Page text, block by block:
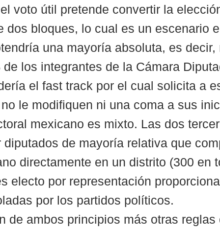
voto útil pretende convertir la
dos bloques, lo cual es un escenario
una mayoría absoluta, es
de los integrantes de la Cámara
el fast track por el cual solicita a
le modifiquen ni una coma a sus
mexicano es mixto. Las dos
diputados de mayoría relativa que
directamente en un distrito (300 en
electo por representación
por los partidos políticos.
de ambos principios más otras